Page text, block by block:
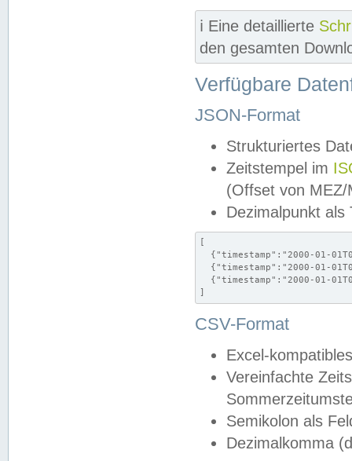
ℹ️ Eine detaillierte
den gesamten
Verfügbare
JSON-Format
Strukturiertes
Zeitstempel im
(Offset von MEZ/
Dezimalpunkt als
[
{"timestamp":"2000-01-
{"timestamp":"2000-01-
{"timestamp":"2000-01-
]
CSV-Format
Excel-
Vereinfachte
Semikolon als
Dezimalkomma